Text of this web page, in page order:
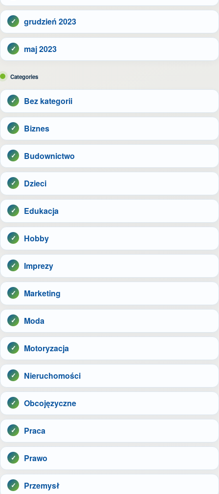
grudzień 2023
maj 2023
Categories
Bez kategorii
Biznes
Budownictwo
Dzieci
Edukacja
Hobby
Imprezy
Marketing
Moda
Motoryzacja
Nieruchomości
Obcojęzyczne
Praca
Prawo
Przemysł